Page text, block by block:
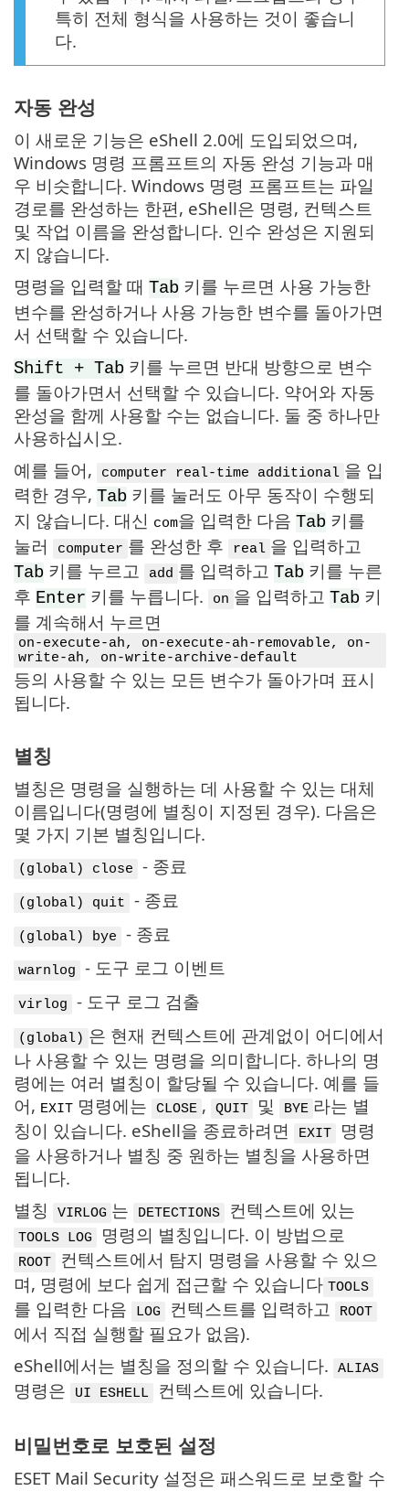
특히 전체 형식을 사용하는 것이 좋습니
다.
자동 완성
이 새로운 기능은 eShell 2.0에 도입되었으며,
Windows 명령 프롬프트의 자동 완성 기능과 매
우 비슷합니다. Windows 명령 프롬프트는 파일
경로를 완성하는 한편, eShell은 명령, 컨텍스트
및 작업 이름을 완성합니다. 인수 완성은 지원되
지 않습니다.
명령을 입력할 때 Tab 키를 누르면 사용 가능한
변수를 완성하거나 사용 가능한 변수를 돌아가면
서 선택할 수 있습니다.
Shift + Tab 키를 누르면 반대 방향으로 변수
를 돌아가면서 선택할 수 있습니다. 약어와 자동
완성을 함께 사용할 수는 없습니다. 둘 중 하나만
사용하십시오.
예를 들어,
computer real-time additional 을 입
력한 경우, Tab 키를 눌러도 아무 동작이 수행되
지 않습니다. 대신 com을 입력한 다음 Tab 키를
눌러
computer 를 완성한 후 real 을 입력하고
Tab 키를 누르고 add 를 입력하고 Tab 키를 누른
후 Enter 키를 누릅니다. on 을 입력하고 Tab 키
를 계속해서 누르면
on-execute-ah, on-execute-ah-removable, on-
write-ah, on-write-archive-default
등의 사용할 수 있는 모든 변수가 돌아가며 표시
됩니다.
별칭
별칭은 명령을 실행하는 데 사용할 수 있는 대체
이름입니다(명령에 별칭이 지정된 경우). 다음은
몇 가지 기본 별칭입니다.
(global) close - 종료
(global) quit - 종료
(global) bye - 종료
warnlog - 도구 로그 이벤트
virlog - 도구 로그 검출
(global) 은 현재 컨텍스트에 관계없이 어디에서
나 사용할 수 있는 명령을 의미합니다. 하나의 명
령에는 여러 별칭이 할당될 수 있습니다. 예를 들
어, EXIT 명령에는 CLOSE , QUIT 및 BYE 라는 별
칭이 있습니다. eShell을 종료하려면
EXIT
명령
을 사용하거나 별칭 중 원하는 별칭을 사용하면
됩니다.
별칭
VIRLOG 는 DETECTIONS 컨텍스트에 있는
TOOLS LOG 명령의 별칭입니다. 이 방법으로
ROOT
컨텍스트에서 탐지 명령을 사용할 수 있으
며, 명령에 보다 쉽게 접근할 수 있습니다 TOOLS
를 입력한 다음 LOG 컨텍스트를 입력하고 ROOT
에서 직접 실행할 필요가 없음).
eShell에서는 별칭을 정의할 수 있습니다.
ALIAS
명령은 UI ESHELL 컨텍스트에 있습니다.
비밀번호로 보호된 설정
ESET Mail Security 설정은 패스워드로 보호할 수